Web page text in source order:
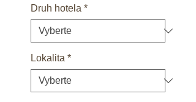
Druh hotela *
Lokalita *